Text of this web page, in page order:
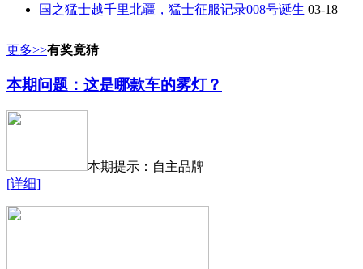
国之猛士越千里北疆，猛士征服记录008号诞生 03-18
更多>>有奖竟猜
本期问题：这是哪款车的雾灯？
本期提示：自主品牌
[详细]